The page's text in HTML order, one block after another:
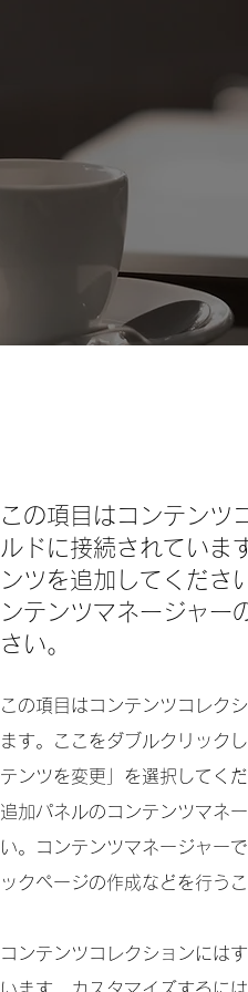
この項目はコンテンツ
ルドに接続されていま
ンツを追加してくださ
ンテンツマネージャー
さい。
この項目はコンテンツコレク
ます。ここをダブルクリック
テンツを変更」を選択してく
追加パネルのコンテンツマネ
い。コンテンツマネージャー
ックページの作成などを行う
コンテンツコレクションには